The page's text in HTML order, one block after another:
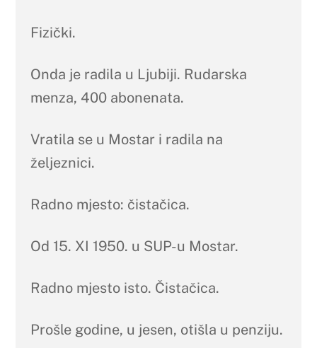
Fizički.
Onda je radila u Ljubiji. Rudarska
menza, 400 abonenata.
Vratila se u Mostar i radila na
željeznici.
Radno mjesto: čistačica.
Od 15. XI 1950. u SUP-u Mostar.
Radno mjesto isto. Čistačica.
Prošle godine, u jesen, otišla u penziju.